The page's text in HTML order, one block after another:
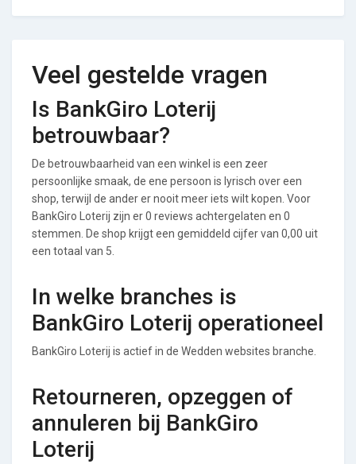
Veel gestelde vragen
Is BankGiro Loterij
betrouwbaar?
De betrouwbaarheid van een winkel is een zeer
persoonlijke smaak, de ene persoon is lyrisch over een
shop, terwijl de ander er nooit meer iets wilt kopen. Voor
BankGiro Loterij zijn er 0 reviews achtergelaten en 0
stemmen. De shop krijgt een gemiddeld cijfer van 0,00 uit
een totaal van 5.
In welke branches is
BankGiro Loterij operationeel
BankGiro Loterij is actief in de Wedden websites branche.
Retourneren, opzeggen of
annuleren bij BankGiro
Loterij